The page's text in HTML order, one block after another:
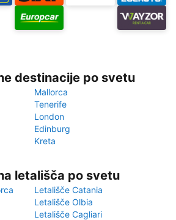
destinacije po svetu
Mallorca
Tenerife
London
Edinburg
Kreta
letališča po svetu
Letališče Catania
Letališče Olbia
Letališče Cagliari